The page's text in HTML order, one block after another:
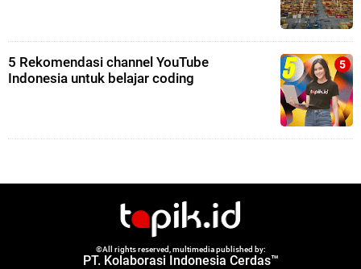
5 Rekomendasi channel YouTube
Indonesia untuk belajar coding
©All rights reserved, multimedia published by:
PT. Kolaborasi Indonesia Cerdas™